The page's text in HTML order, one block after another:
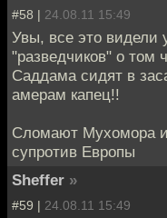
#58 | 24.08.11 15:49
Увы, все это видели
"разведчиков" о том
Саддама сидят в
амерам капец!!
Сломают Мухомора
супротив Европы
Sheffer »
#59 | 24.08.11 15:49